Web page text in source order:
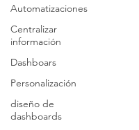
Automatizaciones
Centralizar
información
Dashboars
Personalización
diseño de
dashboards